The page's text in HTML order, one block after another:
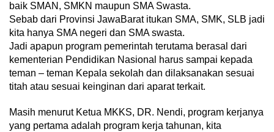
baik SMAN, SMKN maupun SMA Swasta.
Sebab dari Provinsi JawaBarat itukan SMA, SMK, SLB jadi
kita hanya SMA negeri dan SMA swasta.
Jadi apapun program pemerintah terutama berasal dari
kementerian Pendidikan Nasional harus sampai kepada
teman – teman Kepala sekolah dan dilaksanakan sesuai
titah atau sesuai keinginan dari aparat terkait.
Masih menurut Ketua MKKS, DR. Nendi, program kerjanya
yang pertama adalah program kerja tahunan, kita